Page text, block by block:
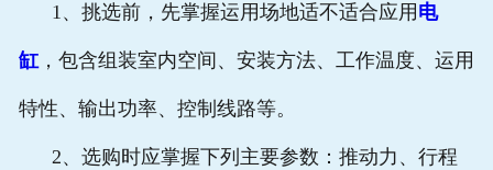
1、挑选前，先掌握运用场地适不适合应用 电
缸，包含组装室内空间、安装方法、工作温度、运用
特性、输出功率、控制线路等。
2、选购时应掌握下列主要参数：推动力、行程